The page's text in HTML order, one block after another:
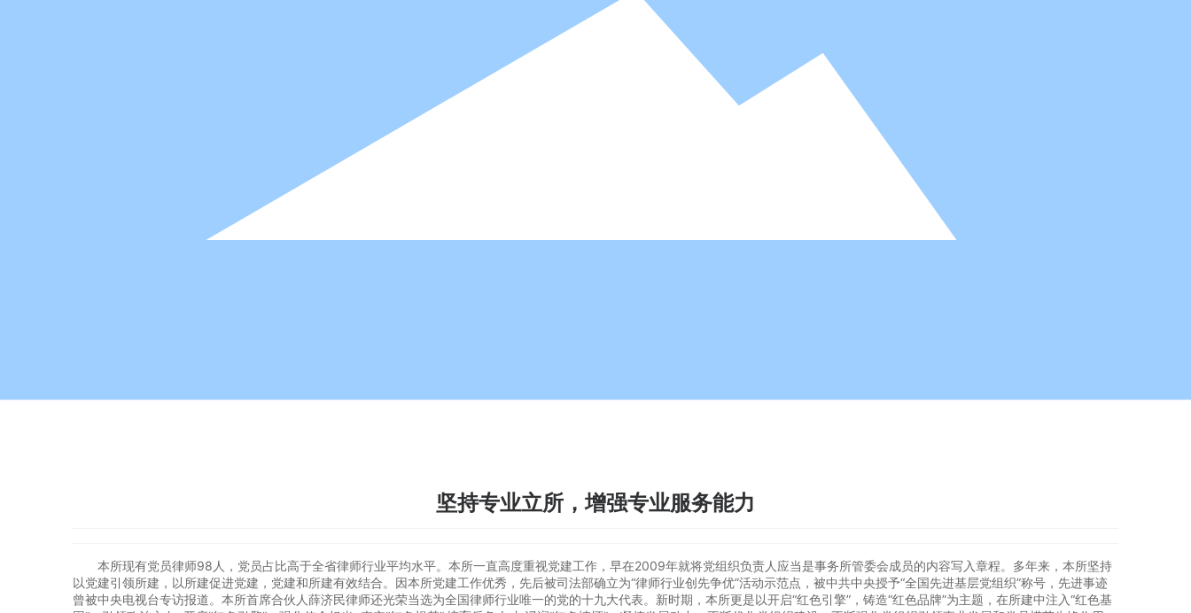
坚持专业立所，增强专业服务能力
本所现有党员律师98人，党员占比高于全省律师行业平均水平。本所一直高度重视党建工作，早在2009年就将党组织负责人应当是事务所管委会成员的内容写入章程。多年来，本所坚持
以党建引领所建，以所建促进党建，党建和所建有效结合。因本所党建工作优秀，先后被司法部确立为“律师行业创先争优”活动示范点，被中共中央授予“全国先进基层党组织”称号，先进事迹
曾被中央电视台专访报道。本所首席合伙人薛济民律师还光荣当选为全国律师行业唯一的党的十九大代表。新时期，本所更是以开启“红色引擎”，铸造“红色品牌”为主题，在所建中注入“红色基